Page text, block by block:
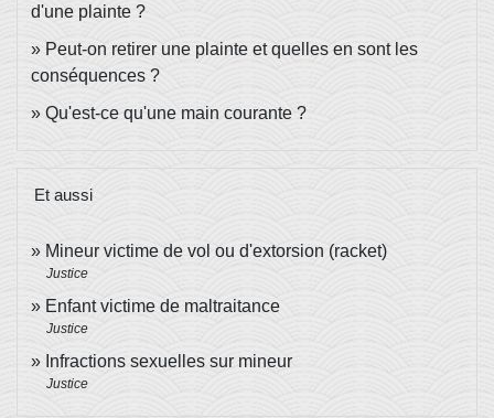
d'une plainte ?
Peut-on retirer une plainte et quelles en sont les
conséquences ?
Qu'est-ce qu'une main courante ?
Et aussi
Mineur victime de vol ou d'extorsion (racket)
Justice
Enfant victime de maltraitance
Justice
Infractions sexuelles sur mineur
Justice